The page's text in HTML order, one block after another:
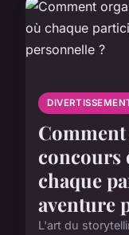
concours
chaque
aventure
L'art du